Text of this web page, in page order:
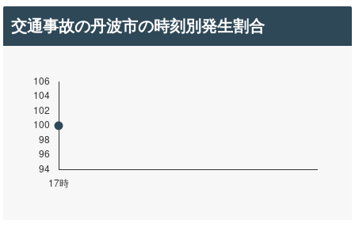
交通事故の丹波市の時刻別発生割合